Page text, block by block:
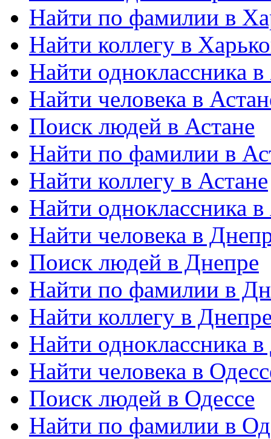
Найти по фамилии в
Найти коллегу в
Найти одноклассника
Найти человека в
Поиск людей в Астане
Найти по фамилии в
Найти коллегу в Астане
Найти одноклассника в
Найти человека в
Поиск людей в Днепре
Найти по фамилии в
Найти коллегу в
Найти одноклассника
Найти человека в
Поиск людей в Одессе
Найти по фамилии в